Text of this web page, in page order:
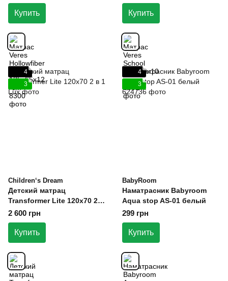
Купить Купить
4
3
Children‘s Dream
Детский матрац
Transformer Lite 120х70 2 в
1
2 600 грн
Купить
4
3
BabyRoom
Наматрасник Babyroom
Aqua stop AS-01 белый
299 грн
Купить